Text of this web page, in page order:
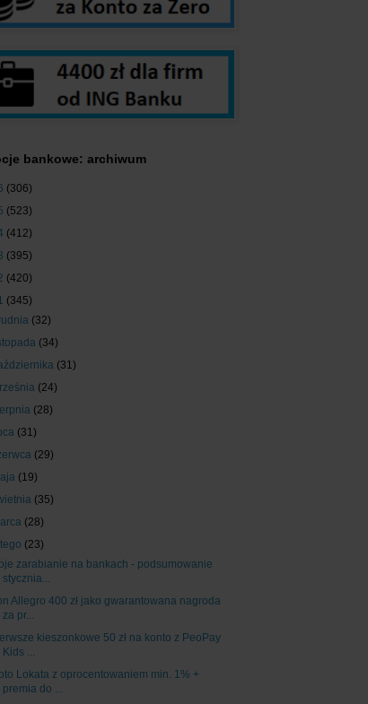
bankowe: archiwum
(306)
(523)
(412)
(395)
(420)
(345)
(32)
(34)
(31)
(24)
(28)
(31)
(29)
(19)
(35)
(28)
(23)
zarabianie na bankach - podsumowanie
stycznia...
Allegro 400 zł jako gwarantowana nagroda
za pr...
kieszonkowe 50 zł na konto z PeoPay
Kids ...
Lokata z oprocentowaniem min. 1% +
premia do ...